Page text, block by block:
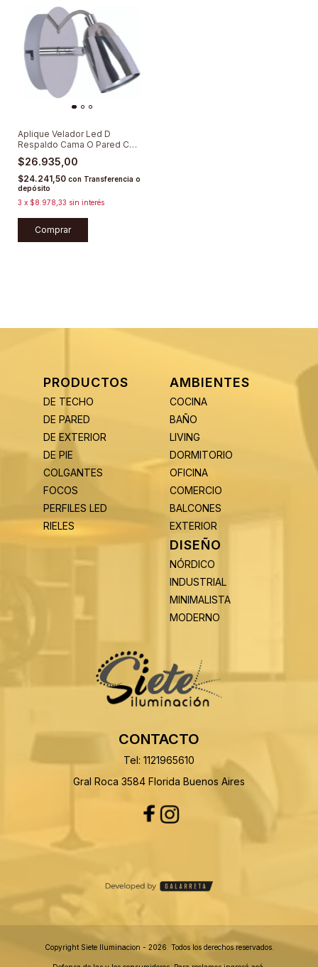
Aplique Velador Led D
Respaldo Cama O Pared C
Tecla Cabecera
$26.935,00
$24.241,50 con Transferencia o
depósito
3 x $8.978,33 sin interés
Comprar
PRODUCTOS
DE TECHO
DE PARED
DE EXTERIOR
DE PIE
COLGANTES
FOCOS
PERFILES LED
RIELES
AMBIENTES
COCINA
BAÑO
LIVING
DORMITORIO
OFICINA
COMERCIO
BALCONES
EXTERIOR
DISEÑO
NÓRDICO
INDUSTRIAL
MINIMALISTA
MODERNO
CONTACTO
Tel: 1121965610
Gral Roca 3584 Florida Buenos Aires
Copyright Siete Iluminacion - 2026. Todos los derechos reservados.